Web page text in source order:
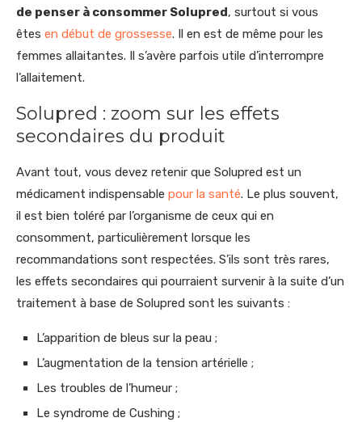
de penser à consommer Solupred , surtout si vous
êtes en début de grossesse. Il en est de même pour les
femmes allaitantes. Il s’avère parfois utile d’interrompre
l’allaitement.
Solupred : zoom sur les effets
secondaires du produit
Avant tout, vous devez retenir que Solupred est un
médicament indispensable pour la santé. Le plus souvent,
il est bien toléré par l’organisme de ceux qui en
consomment, particulièrement lorsque les
recommandations sont respectées. S’ils sont très rares,
les effets secondaires qui pourraient survenir à la suite d’un
traitement à base de Solupred sont les suivants :
L’apparition de bleus sur la peau ;
L’augmentation de la tension artérielle ;
Les troubles de l’humeur ;
Le syndrome de Cushing ;